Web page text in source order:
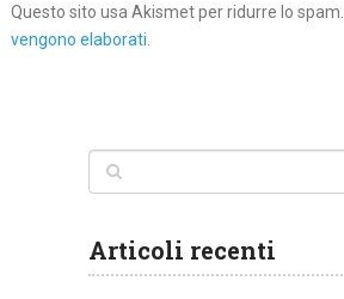
Questo sito usa Akismet per ridurre lo spam.
vengono elaborati.
Articoli recenti